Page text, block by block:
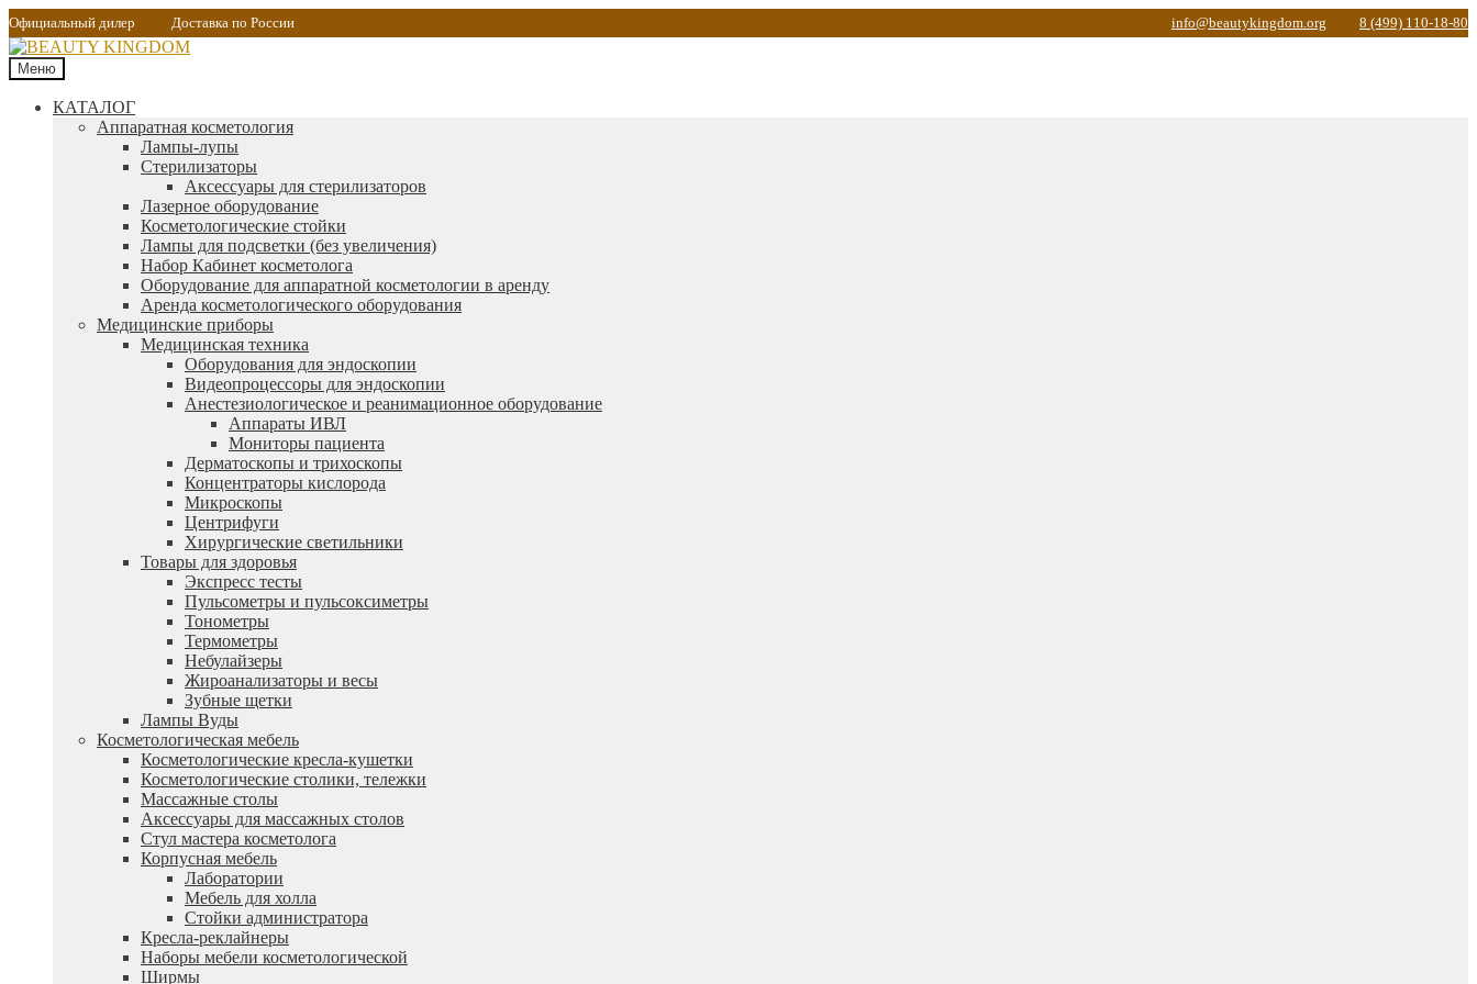
Официальный дилер Доставка по России info@beautykingdom.org 8 (499) 110-18-80
Меню
КАТАЛОГ
Аппаратная косметология
Лампы-лупы
Стерилизаторы
Аксессуары для стерилизаторов
Лазерное оборудование
Косметологические стойки
Лампы для подсветки (без увеличения)
Набор Кабинет косметолога
Оборудование для аппаратной косметологии в аренду
Аренда косметологического оборудования
Медицинские приборы
Медицинская техника
Оборудования для эндоскопии
Видеопроцессоры для эндоскопии
Анестезиологическое и реанимационное оборудование
Аппараты ИВЛ
Мониторы пациента
Дерматоскопы и трихоскопы
Концентраторы кислорода
Микроскопы
Центрифуги
Xирургические светильники
Товары для здоровья
Экспресс тесты
Пульсометры и пульсоксиметры
Тонометры
Термометры
Небулайзеры
Жироанализаторы и весы
Зубные щетки
Лампы Вуды
Косметологическая мебель
Косметологические кресла-кушетки
Косметологические столики, тележки
Массажные столы
Аксессуары для массажных столов
Стул мастера косметолога
Корпусная мебель
Лаборатории
Мебель для холла
Стойки администратора
Кресла-реклайнеры
Наборы мебели косметологической
Ширмы